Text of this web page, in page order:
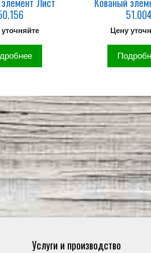
уточняйте
51.004
Цену
Услуги и производство